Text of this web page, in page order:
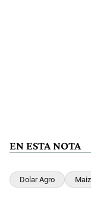
EN ESTA NOTA
Dolar Agro Maiz